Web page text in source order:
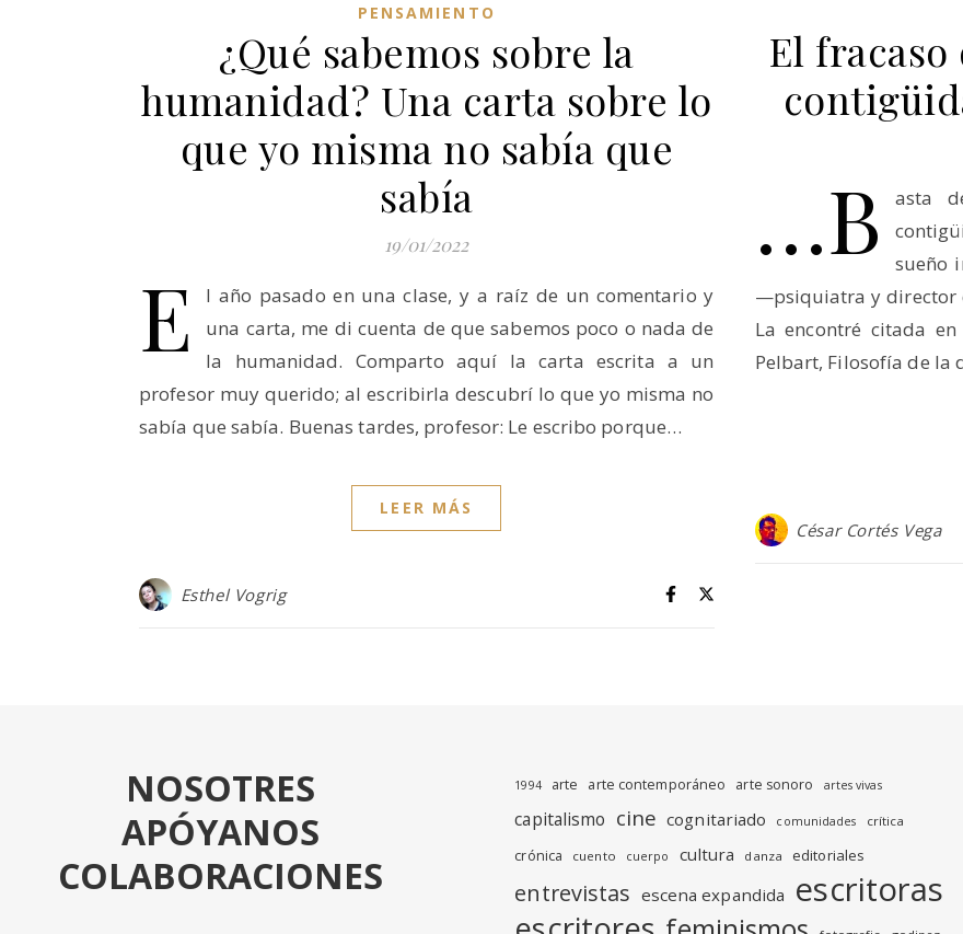
PENSAMIENTO
¿Qué sabemos sobre la
humanidad? Una carta sobre lo
que yo misma no sabía que
sabía
19/01/2022
E
l año pasado en una clase, y a raíz de un comentario y
una carta, me di cuenta de que sabemos poco o nada de
la humanidad. Comparto aquí la carta escrita a un
profesor muy querido; al escribirla descubrí lo que yo misma no
sabía que sabía. Buenas tardes, profesor: Le escribo porque…
LEER MÁS
Esthel Vogrig
El
…b
asta
sueño
—psiquiatra y director
La encontré citada
Pelbart, Filosofía de la
César Cortés Vega
NOSOTRES
APÓYANOS
COLABORACIONES
1994 arte arte contemporáneo arte sonoro artes vivas
capitalismo cine cognitariado comunidades crítica
crónica cuento cuerpo cultura danza editoriales
entrevistas escena expandida escritoras